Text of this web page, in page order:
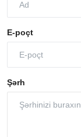
E-poçt
Şərh